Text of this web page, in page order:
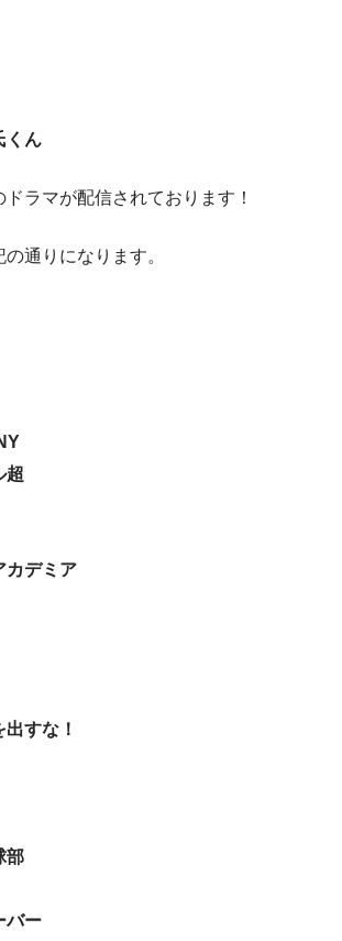
くん
ラマが配信されております！
通りになります。
超
カデミア
出すな！
部
バー